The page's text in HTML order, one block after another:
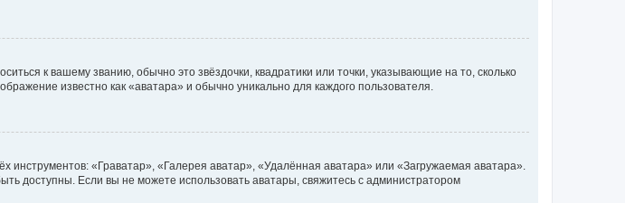
к вашему званию, обычно это звёздочки, квадратики или точки, указывающие на то, сколько
известно как «аватара» и обычно уникально для каждого пользователя.
«Граватар», «Галерея аватар», «Удалённая аватара» или «Загружаемая аватара».
доступны. Если вы не можете использовать аватары, свяжитесь с администратором